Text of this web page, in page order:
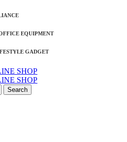
EQUIPMENT
GADGET
Search